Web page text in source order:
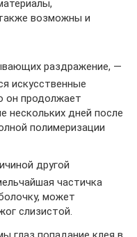
возможны и
раздражение, —
искусственные
он продолжает
нескольких дней после
полимеризации
другой
частичка
может
слизистой.